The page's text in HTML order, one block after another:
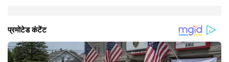
पूछताछ की बात कह रही है।